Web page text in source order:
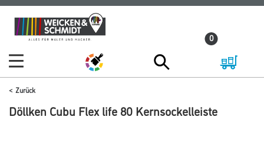
Zum
Inhalt
Zum
Navigationsmenü
0
Zurück
Döllken Cubu Flex life 80 Kernsockelleiste